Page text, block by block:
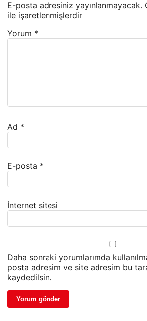
E-posta adresiniz yayınlanmayacak.
ile işaretlenmişlerdir
Yorum *
Ad *
E-posta *
İnternet sitesi
Daha sonraki yorumlarımda
posta adresim ve site adresim bu
kaydedilsin.